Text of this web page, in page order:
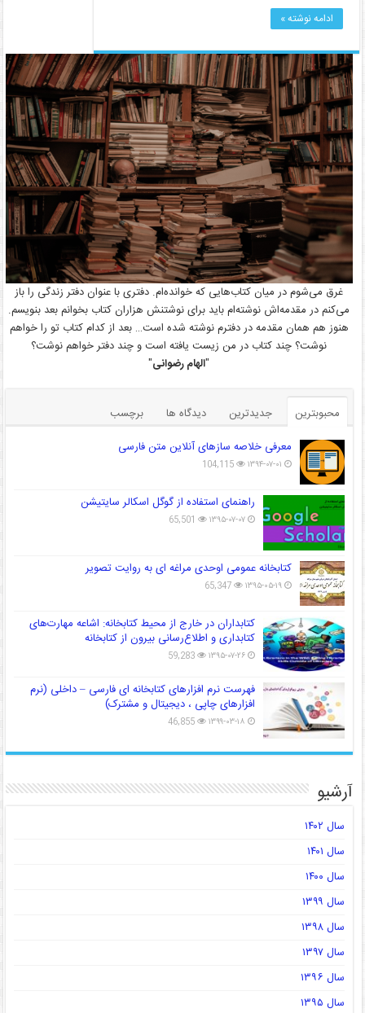
ادامه نوشته »
غرق می‌شوم در میان کتاب‌هایی که خوانده‌ام. دفتری با عنوان دفتر زندگی را باز
می‌کنم در مقدمه‌اش نوشته‌ام باید برای نوشتنش هزاران کتاب بخوانم بعد بنویسم.
هنوز هم همان مقدمه در دفترم نوشته شده است… بعد از کدام کتاب تو را خواهم
نوشت؟ چند کتاب در من زیست یافته است و چند دفتر خواهم نوشت؟
"الهام رضوانی"
محبوبترین جدیدترین دیدگاه ها
برچسب
معرفی خلاصه سازهای آنلاین متن فارسی
۱۳۹۴-۰۷-۰۱ 104,115
راهنمای استفاده از گوگل اسکالر سایتیشن
۱۳۹۵-۰۷-۰۷ 65,501
کتابخانه عمومی اوحدی مراغه ای به روایت تصویر
۱۳۹۵-۰۵-۱۹ 65,347
کتابداران در خارج از محیط کتابخانه: اشاعه مهارت‌های
کتابداری و اطلاع‌رسانی بیرون از کتابخانه
۱۳۹۵-۰۷-۲۶ 59,283
فهرست نرم افزارهای کتابخانه ای فارسی – داخلی (نرم
افزارهای چاپی ، دیجیتال و مشترک)
۱۳۹۹-۰۳-۱۸ 46,855
آرشیو
سال ۱۴۰۲
سال ۱۴۰۱
سال ۱۴۰۰
سال ۱۳۹۹
سال ۱۳۹۸
سال ۱۳۹۷
سال ۱۳۹۶
سال ۱۳۹۵